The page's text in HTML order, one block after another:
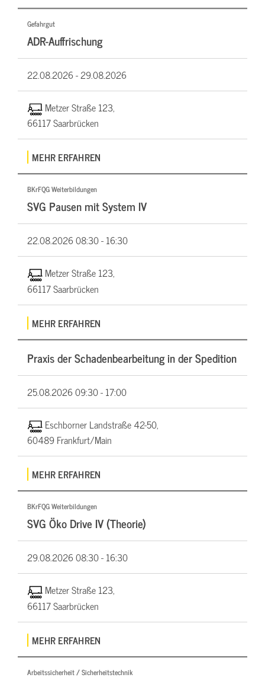
Gefahrgut
ADR-Auffrischung
22.08.2026 -29.08.2026
Metzer Straße 123,
66117 Saarbrücken
MEHR ERFAHREN
BKrFQG Weiterbildungen
SVG Pausen mit System IV
22.08.202608:30 - 16:30
Metzer Straße 123,
66117 Saarbrücken
MEHR ERFAHREN
Praxis der Schadenbearbeitung in der Spedition
25.08.202609:30 - 17:00
Eschborner Landstraße 42-50,
60489 Frankfurt/Main
MEHR ERFAHREN
BKrFQG Weiterbildungen
SVG Öko Drive IV (Theorie)
29.08.202608:30 - 16:30
Metzer Straße 123,
66117 Saarbrücken
MEHR ERFAHREN
Arbeitssicherheit / Sicherheitstechnik